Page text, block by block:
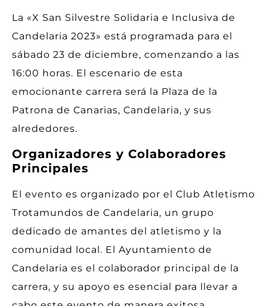
La «X San Silvestre Solidaria e Inclusiva de
Candelaria 2023» está programada para el
sábado 23 de diciembre, comenzando a las
16:00 horas. El escenario de esta
emocionante carrera será la Plaza de la
Patrona de Canarias, Candelaria, y sus
alrededores.
Organizadores y Colaboradores
Principales
El evento es organizado por el Club Atletismo
Trotamundos de Candelaria, un grupo
dedicado de amantes del atletismo y la
comunidad local. El Ayuntamiento de
Candelaria es el colaborador principal de la
carrera, y su apoyo es esencial para llevar a